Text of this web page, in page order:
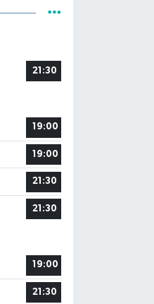
21:30
19:00
19:00
21:30
21:30
19:00
21:30